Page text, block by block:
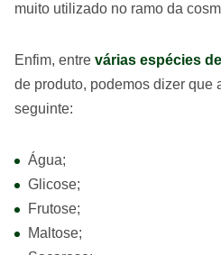
muito utilizado no ramo da
Enfim, entre várias espécies
de produto, podemos dizer que
seguinte:
Água;
Glicose;
Frutose;
Maltose;